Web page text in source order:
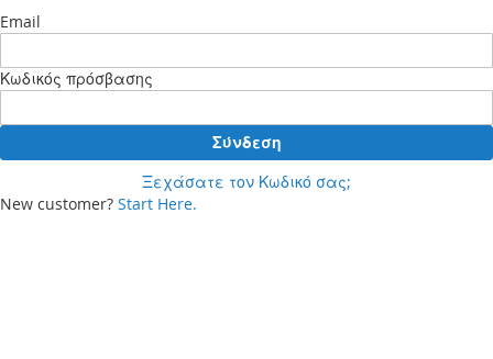
Email
Κωδικός πρόσβασης
Σύνδεση
Ξεχάσατε τον Κωδικό σας;
New customer? Start Here.